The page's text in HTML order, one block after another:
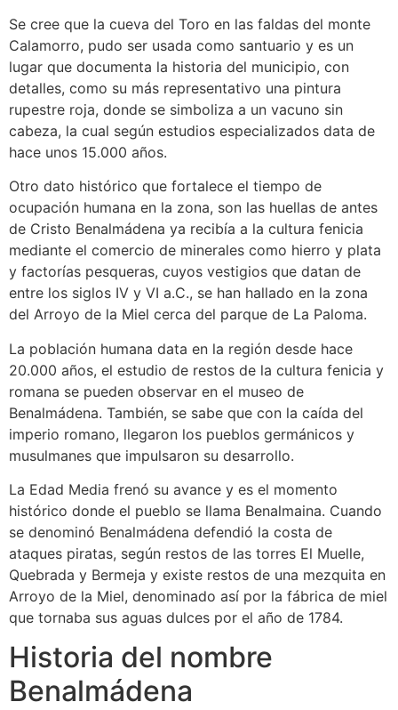
Se cree que la cueva del Toro en las faldas del monte
Calamorro, pudo ser usada como santuario y es un
lugar que documenta la historia del municipio, con
detalles, como su más representativo una pintura
rupestre roja, donde se simboliza a un vacuno sin
cabeza, la cual según estudios especializados data de
hace unos 15.000 años.
Otro dato histórico que fortalece el tiempo de
ocupación humana en la zona, son las huellas de antes
de Cristo Benalmádena ya recibía a la cultura fenicia
mediante el comercio de minerales como hierro y plata
y factorías pesqueras, cuyos vestigios que datan de
entre los siglos IV y VI a.C., se han hallado en la zona
del Arroyo de la Miel cerca del parque de La Paloma.
La población humana data en la región desde hace
20.000 años, el estudio de restos de la cultura fenicia y
romana se pueden observar en el museo de
Benalmádena. También, se sabe que con la caída del
imperio romano, llegaron los pueblos germánicos y
musulmanes que impulsaron su desarrollo.
La Edad Media frenó su avance y es el momento
histórico donde el pueblo se llama Benalmaina. Cuando
se denominó Benalmádena defendió la costa de
ataques piratas, según restos de las torres El Muelle,
Quebrada y Bermeja y existe restos de una mezquita en
Arroyo de la Miel, denominado así por la fábrica de miel
que tornaba sus aguas dulces por el año de 1784.
Historia del nombre
Benalmádena